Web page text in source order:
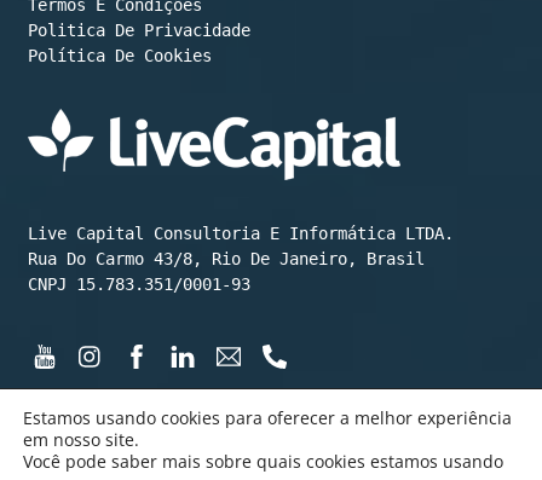
Termos E Condições
Política De Cookies
Live Capital Consultoria E Informática LTDA.
Rua Do Carmo 43/8, Rio De Janeiro, Brasil
CNPJ 15.783.351/0001-93
©️ LiveCapital 2015 até hoje
Estamos usando cookies para oferecer a melhor experiência
em nosso site.
Você pode saber mais sobre quais cookies estamos usando